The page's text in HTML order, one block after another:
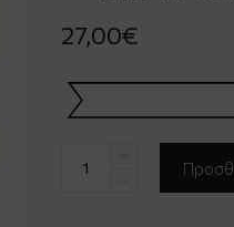
27,00€